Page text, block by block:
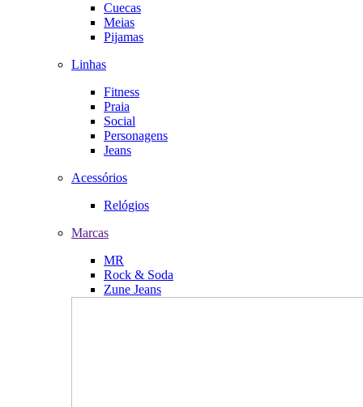
Cuecas
Meias
Pijamas
Linhas
Fitness
Praia
Social
Personagens
Jeans
Acessórios
Relógios
Marcas
MR
Rock & Soda
Zune Jeans